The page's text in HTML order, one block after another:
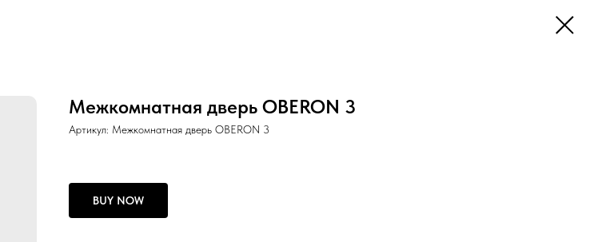
Межкомнатная дверь OBERON 3
Артикул: Межкомнатная дверь OBERON 3
BUY NOW